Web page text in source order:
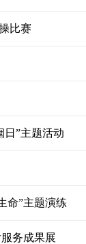
比赛
日”主题活动
命”主题演练
务成果展